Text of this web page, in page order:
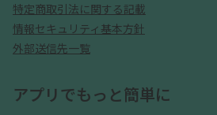
特定商取引法に関する記載
情報セキュリティ基本方針
外部送信先一覧
アプリでもっと簡単に